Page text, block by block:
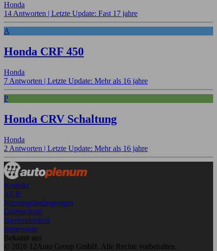
Honda
14 Antworten | Letzte Update: Fast 17 jahre
A
Honda CRF 450
Honda
7 Antworten | Letzte Update: Mehr als 16 jahre
P
Honda CRV Schaltung
Honda
2 Antworten | Letzte Update: Mehr als 16 jahre
Kontakt
AGB
Nutzungsbedingungen
Datenschutz
Barrierefreiheit
Impressum
Bekannt aus
© 2026 12Auto Group GmbH. Alle Rechte vorbehalten.